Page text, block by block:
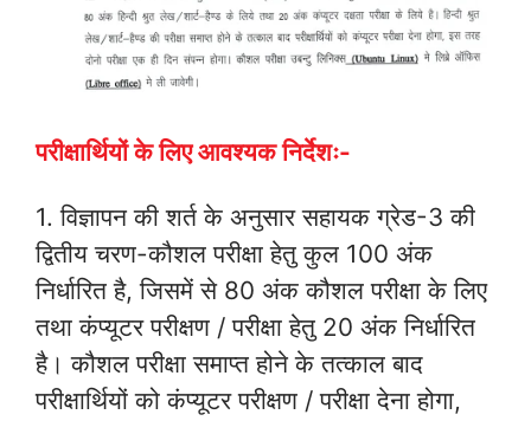
परीक्षार्थियों के लिए आवश्यक निर्देशः-
1. विज्ञापन की शर्त के अनुसार सहायक ग्रेड-3 की
द्वितीय चरण-कौशल परीक्षा हेतु कुल 100 अंक
निर्धारित है, जिसमें से 80 अंक कौशल परीक्षा के लिए
तथा कंप्यूटर परीक्षण / परीक्षा हेतु 20 अंक निर्धारित
है। कौशल परीक्षा समाप्त होने के तत्काल बाद
परीक्षार्थियों को कंप्यूटर परीक्षण / परीक्षा देना होगा,